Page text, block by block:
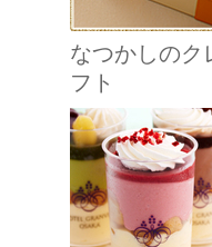
なつかしのク
フト